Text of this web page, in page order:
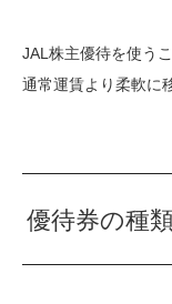
JAL株主優待を使うこ
通常運賃より柔軟に
優待券の種